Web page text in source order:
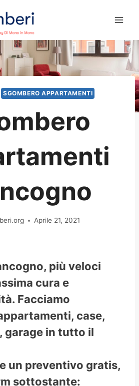
SGOMBERO APPARTAMENTI
Aprile 21, 2021
più veloci
cura e
Facciamo
case,
garage in tutto il
un preventivo gratis,
sottostante: